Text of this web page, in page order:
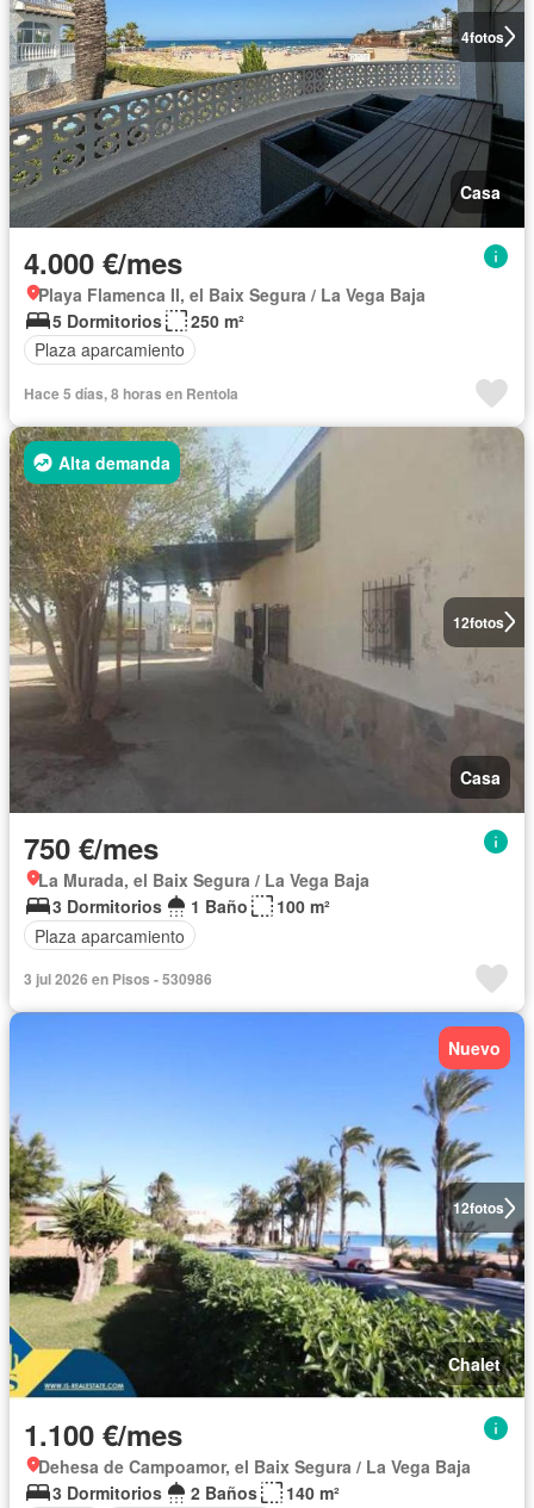
4fotos
Casa
4.000 €/mes
Playa Flamenca II, el Baix Segura / La Vega Baja
5 Dormitorios
250 m²
Plaza aparcamiento
Hace 5 días, 8 horas en Rentola
12fotos
Alta demanda
Casa
750 €/mes
La Murada, el Baix Segura / La Vega Baja
3 Dormitorios
1 Baño
100 m²
Plaza aparcamiento
3 jul 2026 en Pisos - 530986
12fotos
Nuevo
Chalet
1.100 €/mes
Dehesa de Campoamor, el Baix Segura / La Vega Baja
3 Dormitorios
2 Baños
140 m²